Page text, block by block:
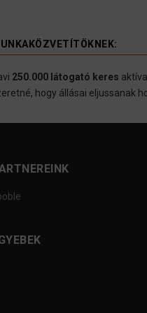
250.000 látogató keres
hogy állásai eljussanak